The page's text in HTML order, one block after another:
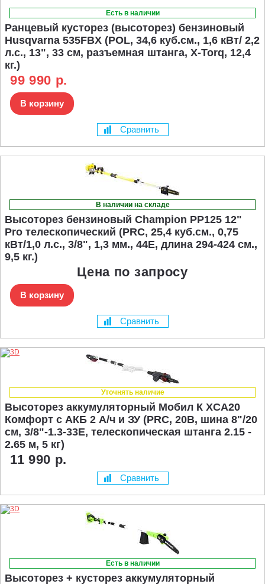
Есть в наличии
Ранцевый кусторез (высоторез) бензиновый
Husqvarna 535FBX (POL, 34,6 куб.см., 1,6 кВт/ 2,2
л.с., 13", 33 см, разъемная штанга, X-Torq, 12,4
кг.)
99 990 р.
В корзину
Сравнить
В наличии на складе
Высоторез бензиновый Champion PP125 12"
Pro телескопический (PRC, 25,4 куб.см., 0,75
кВт/1,0 л.с., 3/8", 1,3 мм., 44E, длина 294-424 см.,
9,5 кг.)
Цена по запросу
В корзину
Сравнить
Уточнять наличие
Высоторез аккумуляторный Мобил К XСA20
Комфорт с АКБ 2 А/ч и ЗУ (PRC, 20В, шина 8"/20
см, 3/8"-1.3-33E, телескопическая штанга 2.15 -
2.65 м, 5 кг)
11 990 р.
Сравнить
Есть в наличии
Высоторез + кусторез аккумуляторный